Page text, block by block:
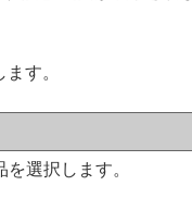
す。
選択します。